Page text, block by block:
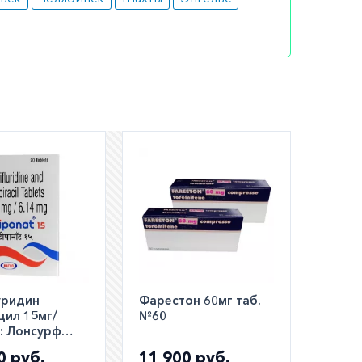
15мг/
Лонсурф
::
руб.
Фарестон 60мг таб.
№60
11 900 руб.